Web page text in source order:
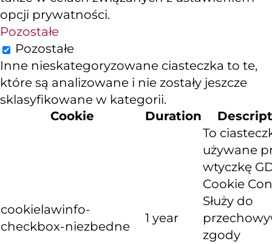
opcji prywatności.
Pozostałe
Pozostałe
Inne nieskategoryzowane ciasteczka to te,
które są analizowane i nie zostały jeszcze
sklasyfikowane w kategorii.
Cookie
Duration
cookielawinfo-
checkbox-niezbedne
1 year
To
używane
wtyczkę
Cookie
Służy do
zgody